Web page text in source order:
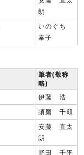
朗
いのぐち
泰子
筆者(敬称
略)
伊藤 浩
須磨 千穎
安藤 直太
朗
野田 千平